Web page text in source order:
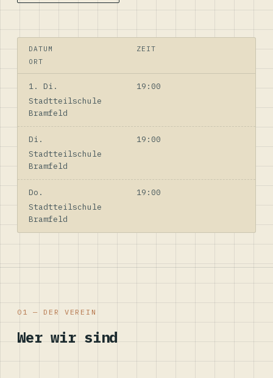
DATUM
ZEIT
ORT
1. Di.
19:00
Stadtteilschule
Bramfeld
Di.
19:00
Stadtteilschule
Bramfeld
Do.
19:00
Stadtteilschule
Bramfeld
01 — DER VEREIN
Wer wir sind